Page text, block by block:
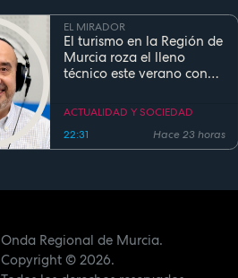
EL MIRADOR
El turismo en la Región de
Murcia roza el lleno
técnico este verano con
90%
ACTUALIDAD Y SOCIEDAD
22:31
Hace 23 horas
Onda Regional de Murcia.
Copyright© 2026.